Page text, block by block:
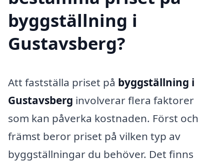
byggställning i
Gustavsberg?
Att fastställa priset på byggställning i
Gustavsberg involverar flera faktorer
som kan påverka kostnaden. Först och
främst beror priset på vilken typ av
byggställningar du behöver. Det finns